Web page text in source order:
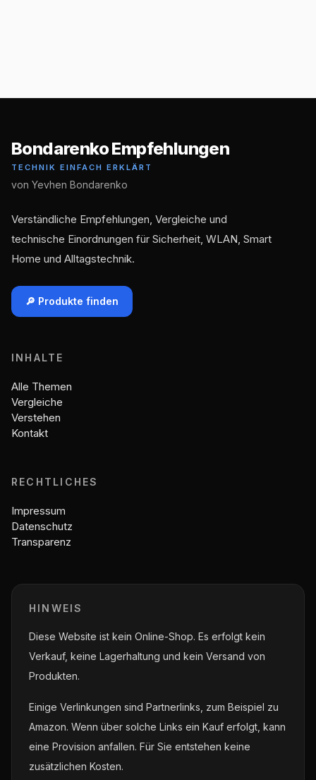
Bondarenko Empfehlungen
TECHNIK EINFACH ERKLÄRT
von Yevhen Bondarenko
Verständliche Empfehlungen, Vergleiche und
technische Einordnungen für Sicherheit, WLAN, Smart
Home und Alltagstechnik.
🔎 Produkte finden
INHALTE
Alle Themen
Vergleiche
Verstehen
Kontakt
RECHTLICHES
Impressum
Datenschutz
Transparenz
HINWEIS
Diese Website ist kein Online-Shop. Es erfolgt kein
Verkauf, keine Lagerhaltung und kein Versand von
Produkten.
Einige Verlinkungen sind Partnerlinks, zum Beispiel zu
Amazon. Wenn über solche Links ein Kauf erfolgt, kann
eine Provision anfallen. Für Sie entstehen keine
zusätzlichen Kosten.